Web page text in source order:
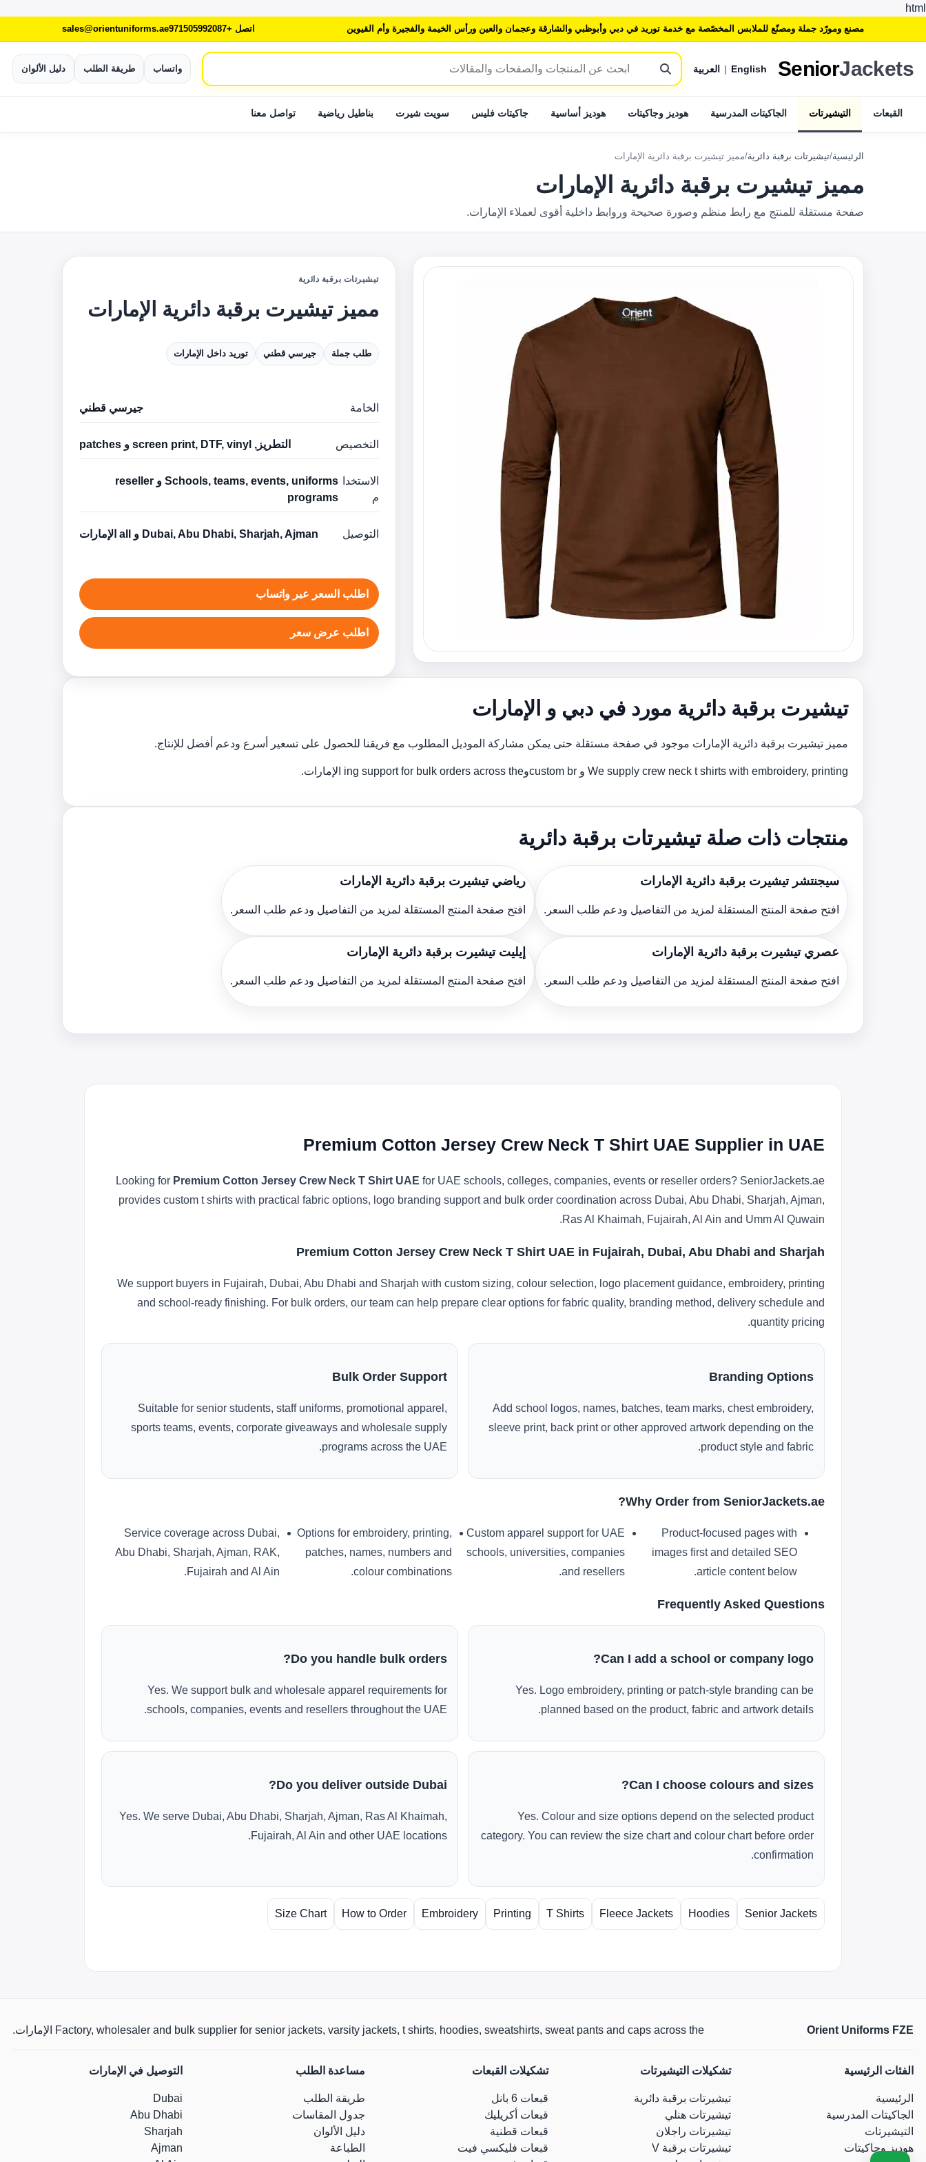
html
مصنع ومورّد جملة ومصنّع للملابس المخصّصة مع خدمة توريد في دبي وأبوظبي والشارقة وعجمان والعين ورأس الخيمة والفجيرة وأم القيوين اتصل +971505992087 sales@orientuniforms.ae
SeniorJackets
English
| العربية واتساب طريقة الطلب دليل الألوان
القبعات التيشيرتات الجاكيتات المدرسية هوديز وجاكيتات هوديز أساسية جاكيتات فليس سويت شيرت بناطيل رياضية تواصل معنا
الرئيسية/تيشيرتات برقبة دائرية/مميز تيشيرت برقبة دائرية الإمارات
مميز تيشيرت برقبة دائرية الإمارات
صفحة مستقلة للمنتج مع رابط منظم وصورة صحيحة وروابط داخلية أقوى لعملاء الإمارات.
تيشيرتات برقبة دائرية
مميز تيشيرت برقبة دائرية الإمارات
طلب جملة جيرسي قطني توريد داخل الإمارات
الخامة جيرسي قطني
التخصيص التطريز, screen print, DTF, vinyl و patches
الاستخدا
م
Schools, teams, events, uniforms و reseller
programs
التوصيل Dubai, Abu Dhabi, Sharjah, Ajman و all الإمارات
اطلب السعر عبر واتساب
اطلب عرض سعر
تيشيرت برقبة دائرية مورد في دبي و الإمارات
مميز تيشيرت برقبة دائرية الإمارات موجود في صفحة مستقلة حتى يمكن مشاركة الموديل المطلوب مع فريقنا للحصول على تسعير أسرع ودعم أفضل للإنتاج.
We supply crew neck t shirts with embroidery, printing و custom brوing support for bulk orders across the الإمارات.
منتجات ذات صلة تيشيرتات برقبة دائرية
سيجنتشر تيشيرت برقبة دائرية الإمارات
افتح صفحة المنتج المستقلة لمزيد من التفاصيل ودعم طلب السعر.
رياضي تيشيرت برقبة دائرية الإمارات
افتح صفحة المنتج المستقلة لمزيد من التفاصيل ودعم طلب السعر.
عصري تيشيرت برقبة دائرية الإمارات
افتح صفحة المنتج المستقلة لمزيد من التفاصيل ودعم طلب السعر.
إيليت تيشيرت برقبة دائرية الإمارات
افتح صفحة المنتج المستقلة لمزيد من التفاصيل ودعم طلب السعر.
Premium Cotton Jersey Crew Neck T Shirt UAE Supplier in UAE
Looking for Premium Cotton Jersey Crew Neck T Shirt UAE for UAE schools, colleges, companies, events or reseller orders? SeniorJackets.ae
provides custom t shirts with practical fabric options, logo branding support and bulk order coordination across Dubai, Abu Dhabi, Sharjah, Ajman,
Ras Al Khaimah, Fujairah, Al Ain and Umm Al Quwain.
Premium Cotton Jersey Crew Neck T Shirt UAE in Fujairah, Dubai, Abu Dhabi and Sharjah
We support buyers in Fujairah, Dubai, Abu Dhabi and Sharjah with custom sizing, colour selection, logo placement guidance, embroidery, printing
and school-ready finishing. For bulk orders, our team can help prepare clear options for fabric quality, branding method, delivery schedule and
quantity pricing.
Branding Options
Add school logos, names, batches, team marks, chest embroidery,
sleeve print, back print or other approved artwork depending on the
product style and fabric.
Bulk Order Support
Suitable for senior students, staff uniforms, promotional apparel,
sports teams, events, corporate giveaways and wholesale supply
programs across the UAE.
Why Order from SeniorJackets.ae?
Product-focused pages with
images first and detailed SEO
article content below.
Custom apparel support for UAE
schools, universities, companies
and resellers.
Options for embroidery, printing,
patches, names, numbers and
colour combinations.
Service coverage across Dubai,
Abu Dhabi, Sharjah, Ajman, RAK,
Fujairah and Al Ain.
Frequently Asked Questions
Can I add a school or company logo?
Yes. Logo embroidery, printing or patch-style branding can be
planned based on the product, fabric and artwork details.
Do you handle bulk orders?
Yes. We support bulk and wholesale apparel requirements for
schools, companies, events and resellers throughout the UAE.
Can I choose colours and sizes?
Yes. Colour and size options depend on the selected product
category. You can review the size chart and colour chart before order
confirmation.
Do you deliver outside Dubai?
Yes. We serve Dubai, Abu Dhabi, Sharjah, Ajman, Ras Al Khaimah,
Fujairah, Al Ain and other UAE locations.
Senior Jackets
Hoodies
Fleece Jackets
T Shirts
Printing
Embroidery
How to Order
Size Chart
Orient Uniforms FZE Factory, wholesaler and bulk supplier for senior jackets, varsity jackets, t shirts, hoodies, sweatshirts, sweat pants and caps across the الإمارات.
الفئات الرئيسية
الرئيسية
الجاكيتات المدرسية
التيشيرتات
هوديز وجاكيتات
تشكيلات التيشيرتات
تيشيرتات برقبة دائرية
تيشيرتات هنلي
تيشيرتات راجلان
تيشيرتات برقبة V
تشكيلات القبعات
قبعات 6 بانل
قبعات أكريليك
قبعات قطنية
قبعات فليكسي فيت
مساعدة الطلب
طريقة الطلب
جدول المقاسات
دليل الألوان
الطباعة
التوصيل في الإمارات
Dubai
Abu Dhabi
Sharjah
Ajman